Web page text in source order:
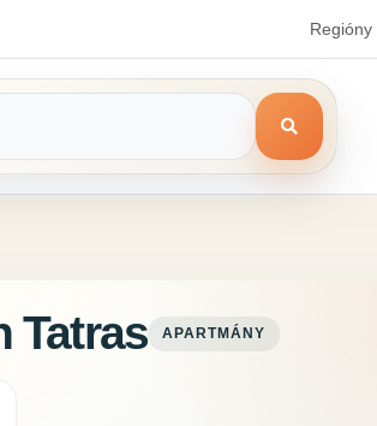
Regióny
Tatras APARTMÁNY